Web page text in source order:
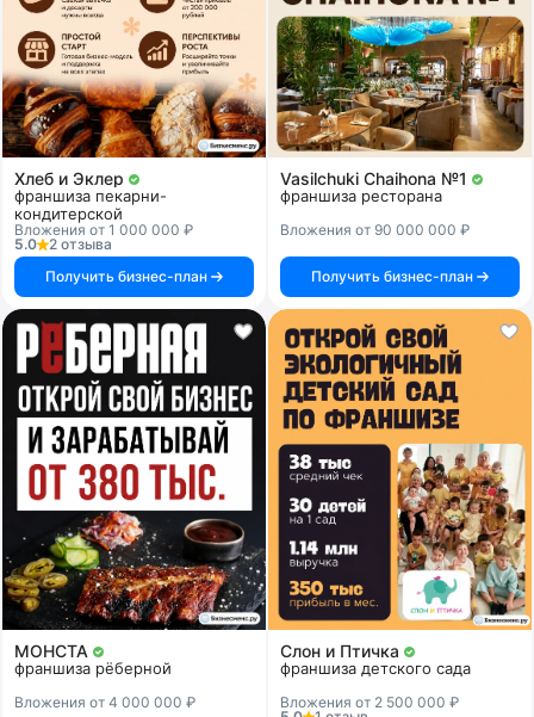
Хлеб и Эклер
франшиза пекарни-
кондитерской
Вложения от 1 000 000 ₽
5.0
2 отзыва
Получить бизнес-план
Vasilchuki Chaihona №1
франшиза ресторана
Вложения от 90 000 000 ₽
Получить бизнес-план
МОНСТА
франшиза рёберной
Вложения от 4 000 000 ₽
Слон и Птичка
франшиза детского сада
Вложения от 2 500 000 ₽